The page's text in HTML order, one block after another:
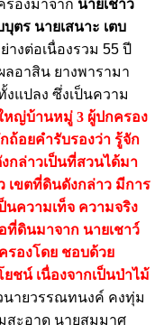
องมาจาก นายเชาว์
บุตร นายเสนาะ เตบ
งต่อเนื่องรวม 55 ปี
อาสิน ยางพารามา
แปลง ซึ่งเป็นความ
หญ่บ้านหมู่ 3 ผู้ปกครอง
ถ้อยคํารับรองว่า รู้จัก
กล่าวเป็นที่สวนได้มา
เขตที่ดินดังกล่าว มีการ
นความเท็จ ความจริง
ดินมาจาก นายเชาว์
รองโดย ชอบด้วย
ชน์ เนื่องจากเป็นป่าไม้
นายวรรณทนงค์ คงทุ่ม
สะอาด นายสมมาศ